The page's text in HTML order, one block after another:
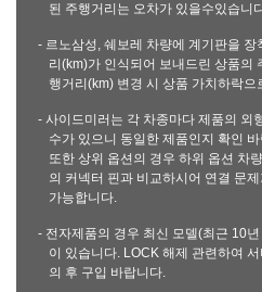
된 주행거리는 오차가 있을수있습니
- 르노삼성, 쉐보레 차량에 계기판을 장
리(km)가 인식되어 보내드린 상품의
행거리(km) 변경 시 상품 가치하락
- 사이드미러는 각 차종마다 제품의 외
수가 있으니 동일한 제품인지 확인
또한 상위 옵션의 경우 하위 옵션 차
의 커넥터 핀과 비교하시어 연결 문
가능합니다.
- 전자제품의 경우 최신 모델(최근 10
이 있습니다. LOCK 해제 관련하여
의 후 구입 바랍니다.